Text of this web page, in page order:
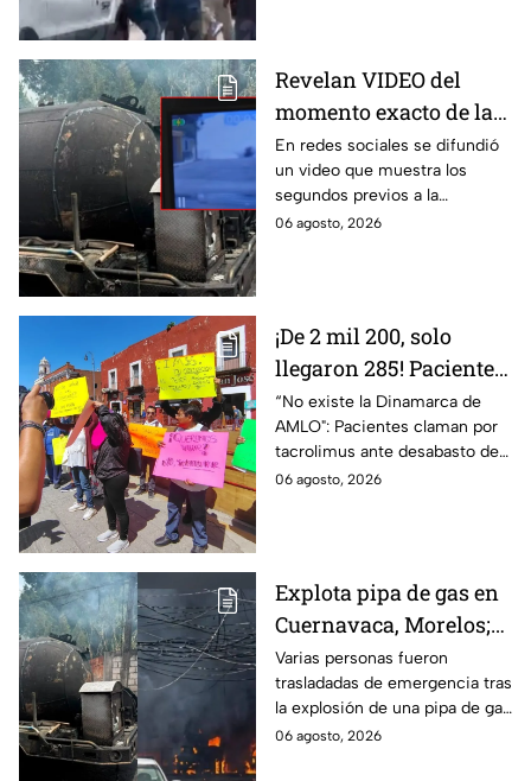
Revelan VIDEO del
momento exacto de la
explosión de pipa de
gas en Cuernavaca,
Morelos
En redes sociales se difundió
un video que muestra los
segundos previos a la
explosión de una pipa de gas
06 agosto, 2026
¡De 2 mil 200, solo
llegaron 285! Pacientes
claman por
medicamentos ante
desabasto en IMSS
Puebla
“No existe la Dinamarca de
AMLO": Pacientes claman por
tacrolimus ante desabasto de
medicamentos en hospital del
06 agosto, 2026
Explota pipa de gas en
Cuernavaca, Morelos;
se reportan más de 20
personas con
quemaduras
Varias personas fueron
trasladadas de emergencia tras
la explosión de una pipa de gas
cerca de la colonia Las
06 agosto, 2026